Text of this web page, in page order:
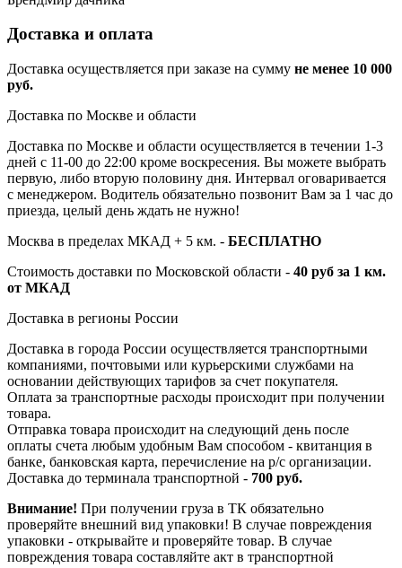
Доставка и оплата
Доставка осуществляется при заказе на сумму не менее 10 000
руб.
Доставка по Москве и области
Доставка по Москве и области осуществляется в течении 1-3
дней с 11-00 до 22:00 кроме воскресения. Вы можете выбрать
первую, либо вторую половину дня. Интервал оговаривается
с менеджером. Водитель обязательно позвонит Вам за 1 час до
приезда, целый день ждать не нужно!
Москва в пределах МКАД + 5 км. - БЕСПЛАТНО
Стоимость доставки по Московской области - 40 руб за 1 км.
от МКАД
Доставка в регионы России
Доставка в города России осуществляется транспортными
компаниями, почтовыми или курьерскими службами на
основании действующих тарифов за счет покупателя.
Оплата за транспортные расходы происходит при получении
товара.
Отправка товара происходит на следующий день после
оплаты счета любым удобным Вам способом - квитанция в
банке, банковская карта, перечисление на р/с организации.
Доставка до терминала транспортной - 700 руб.
Внимание! При получении груза в ТК обязательно
проверяйте внешний вид упаковки! В случае повреждения
упаковки - открывайте и проверяйте товар. В случае
повреждения товара составляйте акт в транспортной